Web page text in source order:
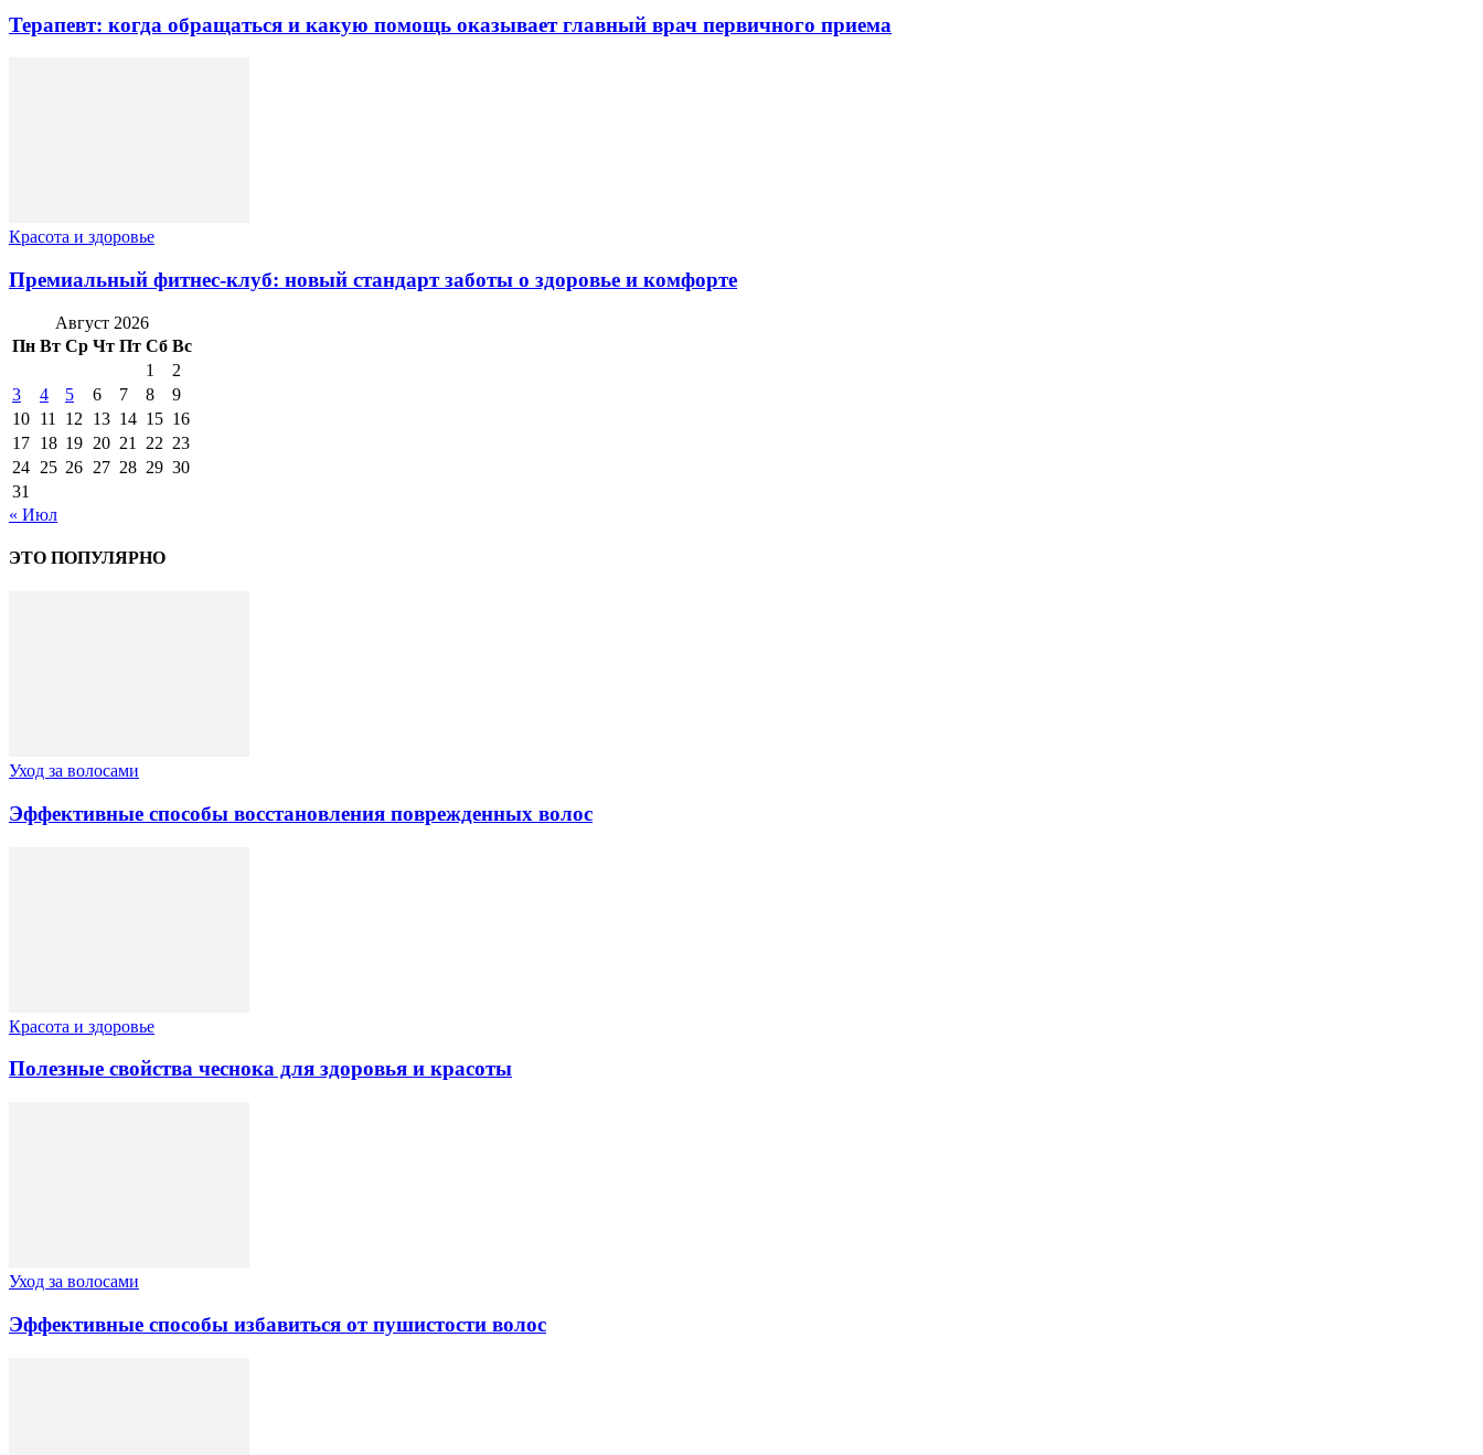
Терапевт: когда обращаться и какую помощь оказывает главный врач первичного приема
Красота и здоровье
Премиальный фитнес-клуб: новый стандарт заботы о здоровье и комфорте
Август 2026
Пн Вт Ср Чт Пт Сб Вс
1
2
3
4 5 6 7 8
9
10 11 12 13 14 15 16
17 18 19 20 21 22 23
24 25 26 27 28 29 30
31
« Июл
ЭТО ПОПУЛЯРНО
Уход за волосами
Эффективные способы восстановления поврежденных волос
Красота и здоровье
Полезные свойства чеснока для здоровья и красоты
Уход за волосами
Эффективные способы избавиться от пушистости волос